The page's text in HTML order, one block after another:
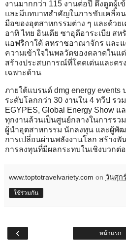
งานมากกว่า 115 งานต่อปี ดึงดูดผู้เ
และมีบทบาทสำคัญในการขับเคลื่อ
มือของอุตสาหกรรมต่าง ๆ และด้วย
อาทิ ไทย อินเดีย ซาอุดีอาระเบีย สห
แอฟริกาใต้ สหราชอาณาจักร และแ
ความเข้าใจในพลวัตของตลาดในแ
สร้างประสบการณ์ที่โดดเด่นและตร
เฉพาะด้าน
ภายใต้แบรนด์ dmg energy events
ระดับโลกกว่า 30 งานใน 4 ทวีป รว
EGYPES, Global Energy Show แ
ทุกงานล้วนเป็นศูนย์กลางในการรว
ผู้นำอุตสาหกรรม นักลงทุน และผู้พั
การเปลี่ยนผ่านพลังงานโลก สร้างพั
การลงทุนที่มีผลกระทบในเชิงบวกต่
www.toptotravelvariety.com on วันศุก
ใช้ร่วมกัน
‹ หน้าแรก